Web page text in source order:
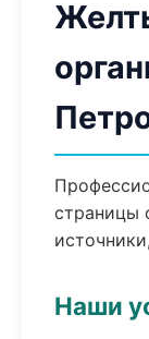
страницы
Наши